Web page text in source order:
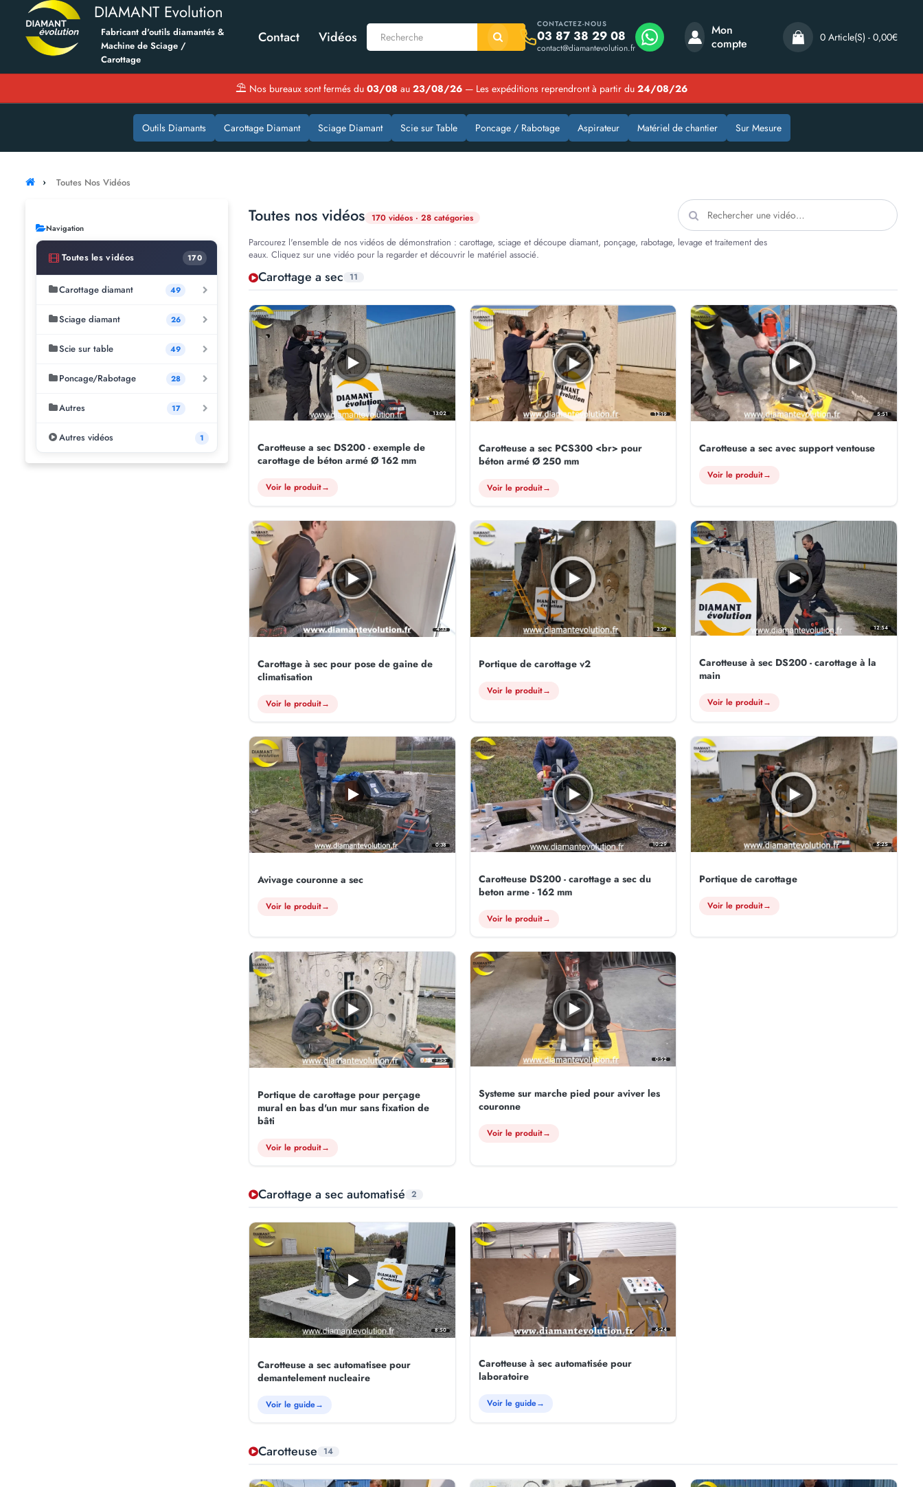
DIAMANT Evolution
Fabricant d'outils diamantés &
Machine de Sciage /
Carottage
Contact Vidéos
CONTACTEZ-NOUS
03 87 38 29 08
contact@diamantevolution.fr
Mon
compte
0 Article(s) - 0,00€
⛱ Nos bureaux sont fermés du 03/08 au 23/08/26 — Les expéditions reprendront à partir du 24/08/26
Outils Diamants Carottage Diamant Sciage Diamant Scie sur Table Poncage / Rabotage Aspirateur Matériel de chantier Sur Mesure
Toutes Nos Vidéos
Navigation
Toutes les vidéos 170
Carottage diamant 49
Sciage diamant 26
Scie sur table 49
Poncage/Rabotage 28
Autres 17
Autres vidéos 1
Toutes nos vidéos 170 vidéos · 28 catégories
Parcourez l'ensemble de nos vidéos de démonstration : carottage, sciage et découpe diamant, ponçage, rabotage, levage et traitement des
eaux. Cliquez sur une vidéo pour la regarder et découvrir le matériel associé.
Carottage a sec 11
13:02
Carotteuse a sec DS200 - exemple de
carottage de béton armé Ø 162 mm
Voir le produit→
13:19
Carotteuse a sec PCS300 <br> pour
béton armé Ø 250 mm
Voir le produit→
5:51
Carotteuse a sec avec support ventouse
Voir le produit→
4:33
Carottage à sec pour pose de gaine de
climatisation
Voir le produit→
3:39
Portique de carottage v2
Voir le produit→
12:54
Carotteuse à sec DS200 - carottage à la
main
Voir le produit→
0:38
Avivage couronne a sec
Voir le produit→
10:29
Carotteuse DS200 - carottage a sec du
beton arme - 162 mm
Voir le produit→
5:25
Portique de carottage
Voir le produit→
1:55
Portique de carottage pour perçage
mural en bas d'un mur sans fixation de
bâti
Voir le produit→
0:52
Systeme sur marche pied pour aviver les
couronne
Voir le produit→
Carottage a sec automatisé 2
8:50
Carotteuse a sec automatisee pour
demantelement nucleaire
Voir le guide→
6:24
Carotteuse à sec automatisée pour
laboratoire
Voir le guide→
Carotteuse 14